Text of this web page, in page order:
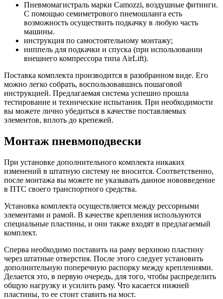
Пневмомагистраль марки Camozzi, воздушные фитинги.
С помощью семиметрового пнемошланга есть
возможность осуществить подкачку в любую часть
машины.
инструкция по самостоятельному монтажу;
ниппель для подкачки и спуска (при использовании
внешнего компрессора типа AirLift).
Поставка комплекта производится в разобранном виде. Его
можно легко собрать, воспользовавшись пошаговой
инструкцией. Предлагаемая система успешно прошла
тестирование и технические испытания. При необходимости
вы можете лично убедиться в качестве поставляемых
элементов, вплоть до крепежей.
Монтаж пневмоподвески
При установке дополнительного комплекта никаких
изменений в штатную систему не вносится. Соответственно,
после монтажа вы можете не указывать данное нововведение
в ПТС своего транспортного средства.
Установка комплекта осуществляется между рессорными
элементами и рамой. В качестве крепления используются
специальные пластины, и они также входят в предлагаемый
комплект.
Сперва необходимо поставить на раму верхнюю пластину
через штатные отверстия. После этого следует установить
дополнительную поперечную распорку между креплениями.
Делается это, в первую очередь, для того, чтобы распределить
общую нагрузку и усилить раму. Что касается нижней
пластины, то ее стоит ставить на мост.